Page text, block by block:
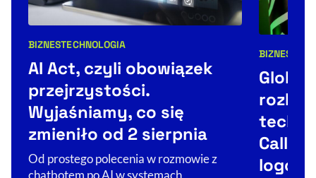
Kategorie artykułu:
BIZNESTECHNOLOGIA
AI Act, czyli obowiązek
przejrzystości.
Wyjaśniamy, co się
zmieniło od 2 sierpnia
Od prostego polecenia w rozmowie z
chatbotem po AI w systemach
Kategorie
BIZNES
logo